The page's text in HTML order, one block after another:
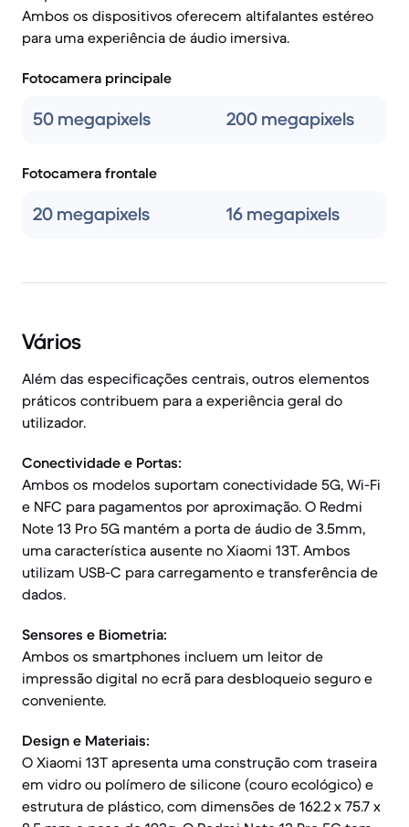
Ambos os dispositivos oferecem altifalantes estéreo
para uma experiência de áudio imersiva.
Fotocamera principale
50 megapixels 200 megapixels
Fotocamera frontale
20 megapixels 16 megapixels
Vários
Além das especificações centrais, outros elementos
práticos contribuem para a experiência geral do
utilizador.
Conectividade e Portas:
Ambos os modelos suportam conectividade 5G, Wi-Fi
e NFC para pagamentos por aproximação. O Redmi
Note 13 Pro 5G mantém a porta de áudio de 3.5mm,
uma característica ausente no Xiaomi 13T. Ambos
utilizam USB-C para carregamento e transferência de
dados.
Sensores e Biometria:
Ambos os smartphones incluem um leitor de
impressão digital no ecrã para desbloqueio seguro e
conveniente.
Design e Materiais:
O Xiaomi 13T apresenta uma construção com traseira
em vidro ou polímero de silicone (couro ecológico) e
estrutura de plástico, com dimensões de 162.2 x 75.7 x